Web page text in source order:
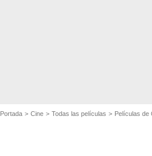
Portada Cine Todas las películas Películas de